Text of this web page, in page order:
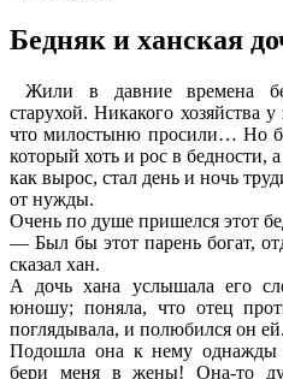
Бедняк и ханская
Жили в давние времена
старухой. Никакого хозяйства
что милостыню просили… Но
который хоть и рос в
как вырос, стал день и ночь
от нужды.
Очень по душе пришелся этот
— Был бы этот парень богат,
сказал хан.
А дочь хана услышала его
юношу; поняла, что отец
поглядывала, и полюбился он ей.
Подошла она к нему
бери меня в жены! Она-то